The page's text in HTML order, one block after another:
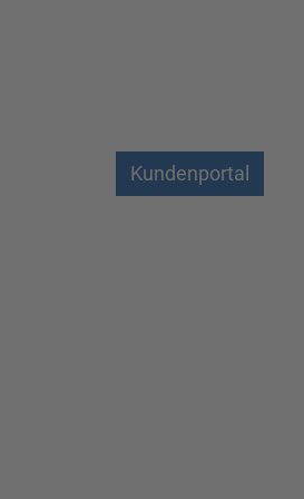
Kundenportal